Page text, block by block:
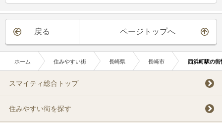
戻る ページトップへ
ホーム 住みやすい街 長崎県 長崎市 西浜町駅の街
スマイティ総合トップ
住みやすい街を探す